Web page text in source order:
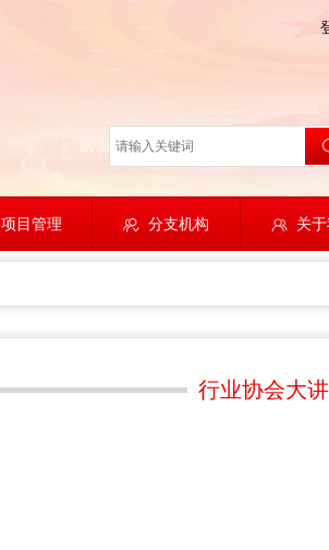
项目管理 分支机构 关
行业协会大